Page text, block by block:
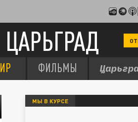
ЦАРЬГРАД
ФИЛЬМЫ
МЫ В КУРСЕ